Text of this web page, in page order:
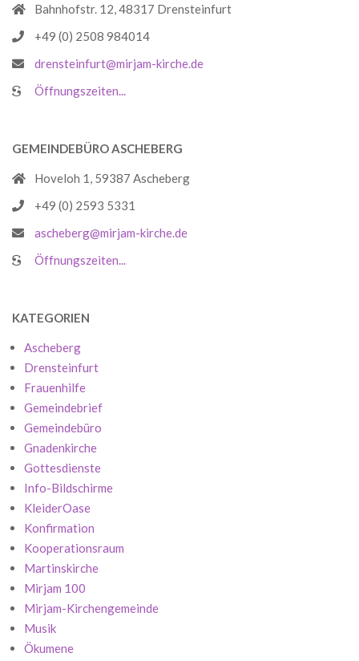
Bahnhofstr. 12, 48317 Drensteinfurt
+49 (0) 2508 984014
drensteinfurt@mirjam-kirche.de
Öffnungszeiten...
GEMEINDEBÜRO ASCHEBERG
Hoveloh 1, 59387 Ascheberg
+49 (0) 2593 5331
ascheberg@mirjam-kirche.de
Öffnungszeiten...
KATEGORIEN
Ascheberg
Drensteinfurt
Frauenhilfe
Gemeindebrief
Gemeindebüro
Gnadenkirche
Gottesdienste
Info-Bildschirme
KleiderOase
Konfirmation
Kooperationsraum
Martinskirche
Mirjam 100
Mirjam-Kirchengemeinde
Musik
Ökumene